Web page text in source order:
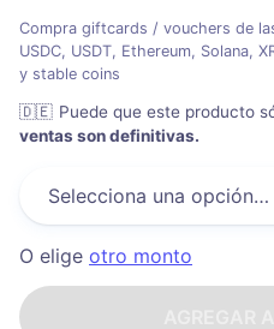
Compra giftcards / vouchers de
USDC, USDT, Ethereum, Solana,
y stable coins
🇩🇪 Puede que este producto
ventas son definitivas.
O elige otro monto